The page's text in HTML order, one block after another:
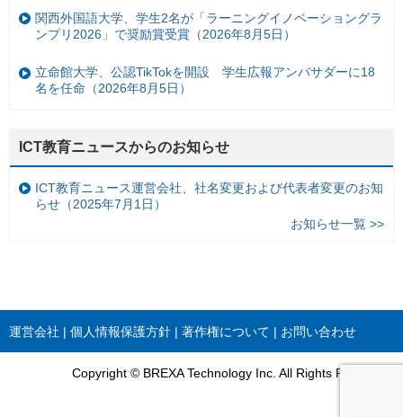
関西外国語大学、学生2名が「ラーニングイノベーショングラ
ンプリ2026」で奨励賞受賞（2026年8月5日）
立命館大学、公認TikTokを開設 学生広報アンバサダーに18
名を任命（2026年8月5日）
ICT教育ニュースからのお知らせ
ICT教育ニュース運営会社、社名変更および代表者変更のお知
らせ（2025年7月1日）
お知らせ一覧 >>
運営会社 個人情報保護方針 著作権について お問い合わせ
Copyright © BREXA Technology Inc. All Rights Reserved.